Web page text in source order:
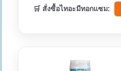
🛒 สั่งซื้อไทอะมีทอกแซม: